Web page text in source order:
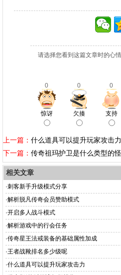
请选择您看到这篇文章时的心
0 0 0
惊讶 欠揍 支持
上一篇： 什么道具可以提升玩家攻击力
下一篇： 传奇祖玛护卫是什么类型的
相关文章
·刺客新手升级模式分享
·解析脱凡传奇会员赞助模式
·开启多人战斗模式
·解析游戏中的行会任务
·传奇星王法戒装备的基础属性加成
·王者战靴排名多少级呢
·什么道具可以提升玩家攻击力